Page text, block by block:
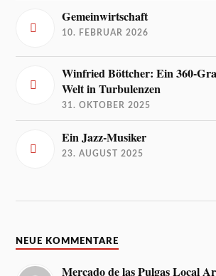
Gemeinwirtschaft
10. FEBRUAR 2026
Winfried Böttcher: Ein 360-
Welt in Turbulenzen
31. OKTOBER 2025
Ein Jazz-Musiker
23. AUGUST 2025
NEUE KOMMENTARE
Mercado de las Pulgas Local